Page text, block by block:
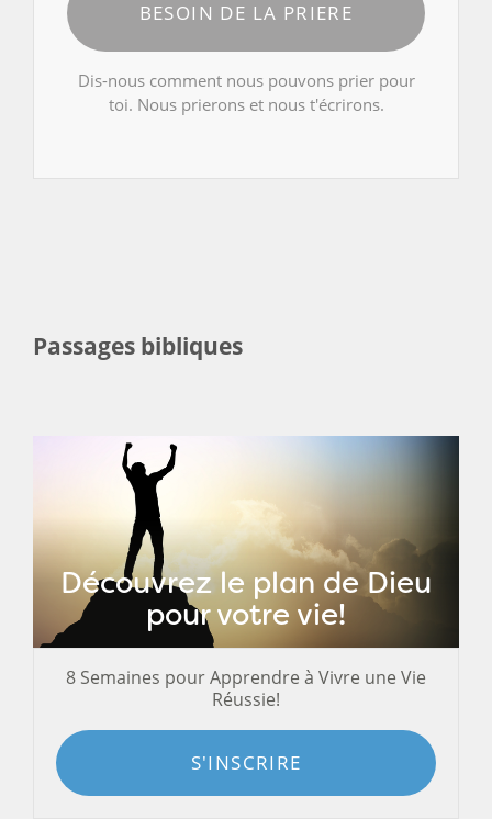
BESOIN DE LA PRIERE
Dis-nous comment nous pouvons prier pour
toi. Nous prierons et nous t'écrirons.
Passages bibliques
Découvrez le plan de Dieu
pour votre vie!
8 Semaines pour Apprendre à Vivre une Vie
Réussie!
S'INSCRIRE